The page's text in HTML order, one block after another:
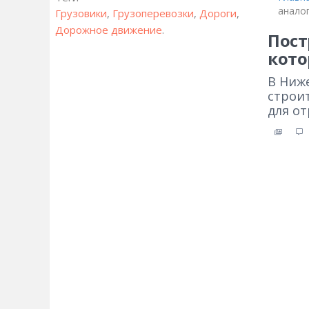
Грузовики, Грузоперевозки, Дороги,
Дорожное движение.
В
для